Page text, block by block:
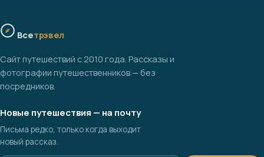
Всетрэвел
Сайт путешествий с 2010 года. Рассказы и
фотографии путешественников — без
посредников.
Новые путешествия — на почту
Письма редко, только когда выходит
новый рассказ.